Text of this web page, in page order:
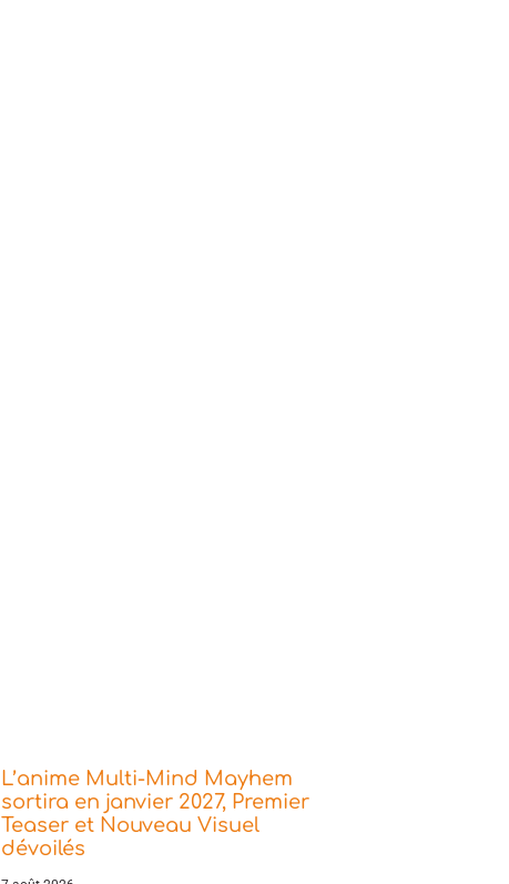
L’anime Multi-Mind Mayhem
sortira en janvier 2027, Premier
Teaser et Nouveau Visuel
dévoilés